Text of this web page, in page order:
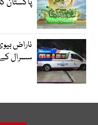
پاکستان
ناراض
سسرال